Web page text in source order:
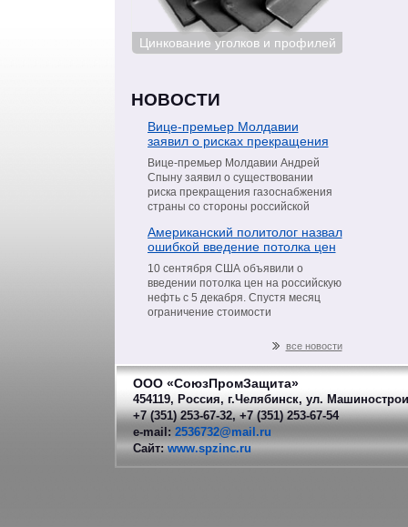
Цинкование уголков и профилей
НОВОСТИ
Вице-премьер Молдавии
заявил о рисках прекращения
поставок газа со стороны
«Газпрома»
Вице-премьер Молдавии Андрей
Спыну заявил о существовании
риска прекращения газоснабжения
страны со стороны российской
сообщил в интервью телеканалу
Moldova 1, пишет РИА Новости.
Американский политолог назвал
ошибкой введение потолка цен
на нефть из РФ
10 сентября США объявили о
введении потолка цен на российскую
нефть с 5 декабря. Спустя месяц
ограничение стоимости
нефтепродукты российскоговсе новости
ООО «СоюзПромЗащита»
454119, Россия, г.Челябинск, ул.
+7 (351) 253-67-32, +7 (351) 253-67-54
e-mail: 2536732@mail.ru
Сайт: www.spzinc.ru